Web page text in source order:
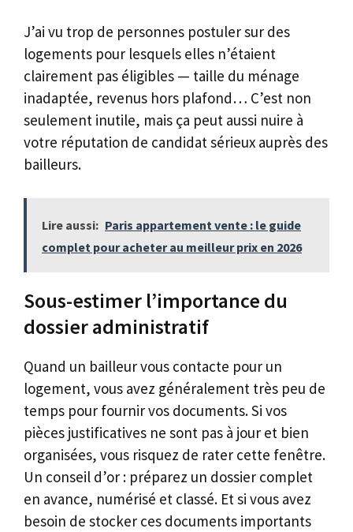
J’ai vu trop de personnes postuler sur des
logements pour lesquels elles n’étaient
clairement pas éligibles — taille du ménage
inadaptée, revenus hors plafond… C’est non
seulement inutile, mais ça peut aussi nuire à
votre réputation de candidat sérieux auprès des
bailleurs.
Lire aussi: Paris appartement vente : le guide
complet pour acheter au meilleur prix en 2026
Sous-estimer l’importance du
dossier administratif
Quand un bailleur vous contacte pour un
logement, vous avez généralement très peu de
temps pour fournir vos documents. Si vos
pièces justificatives ne sont pas à jour et bien
organisées, vous risquez de rater cette fenêtre.
Un conseil d’or : préparez un dossier complet
en avance, numérisé et classé. Et si vous avez
besoin de stocker ces documents importants